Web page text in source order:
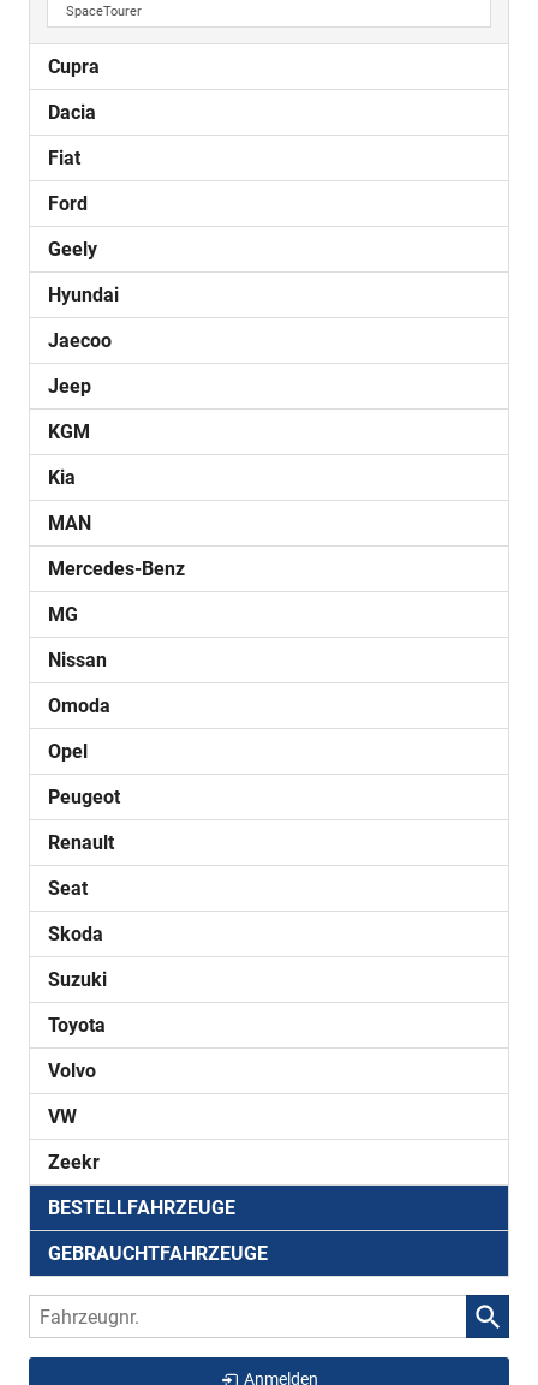
SpaceTourer
Cupra
Dacia
Fiat
Ford
Geely
Hyundai
Jaecoo
Jeep
KGM
Kia
MAN
Mercedes-Benz
MG
Nissan
Omoda
Opel
Peugeot
Renault
Seat
Skoda
Suzuki
Toyota
Volvo
VW
Zeekr
BESTELLFAHRZEUGE
GEBRAUCHTFAHRZEUGE
Fahrzeugnr.
Anmelden